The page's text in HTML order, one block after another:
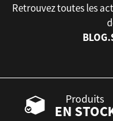
Retrouvez toutes les
Produits
EN